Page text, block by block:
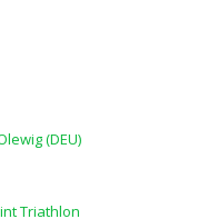
(DEU)
Triathlon